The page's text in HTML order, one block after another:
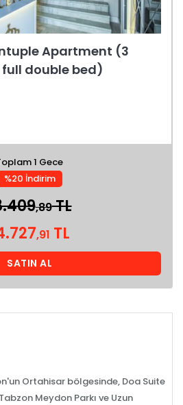
Apartment (3
double bed)
1 Gece
%20 İndirim
,89TL
,91 TL
SATIN AL
Ortahisar bölgesinde, Doa Suite
Meydon Parkı ve Uzun